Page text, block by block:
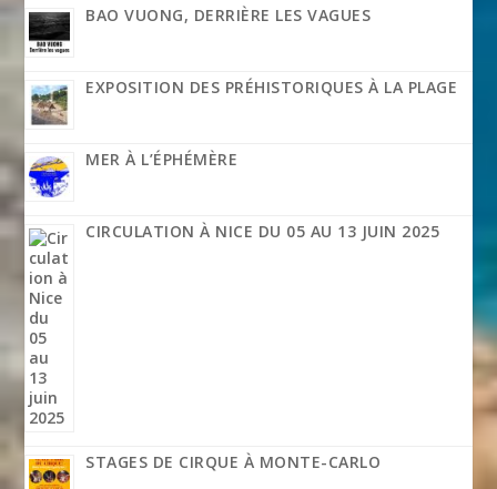
BAO VUONG, DERRIÈRE LES VAGUES
EXPOSITION DES PRÉHISTORIQUES À LA PLAGE
MER À L’ÉPHÉMÈRE
CIRCULATION À NICE DU 05 AU 13 JUIN 2025
STAGES DE CIRQUE À MONTE-CARLO